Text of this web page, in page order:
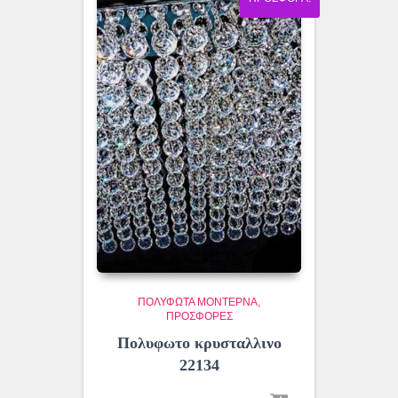
ΠΟΛΎΦΩΤΑ ΜΟΝΤΈΡΝΑ
ΠΡΟΣΦΟΡΕΣ
Πολυφωτο κρυσταλλινο
22134